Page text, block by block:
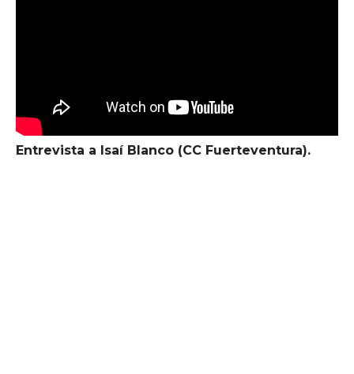
Entrevista a Isaí Blanco (CC Fuerteventura).